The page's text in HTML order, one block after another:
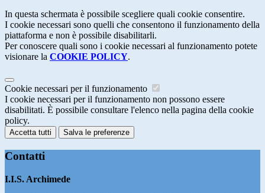
In questa schermata è possibile scegliere quali cookie consentire.
I cookie necessari sono quelli che consentono il funzionamento della
piattaforma e non è possibile disabilitarli.
Per conoscere quali sono i cookie necessari al funzionamento potete
visionare la COOKIE POLICY.
Cookie necessari per il funzionamento
I cookie necessari per il funzionamento non possono essere
disabilitati. È possibile consultare l'elenco nella pagina della cookie
policy.
Accetta tutti Salva le preferenze
Contatti
I.I.S. Archimede